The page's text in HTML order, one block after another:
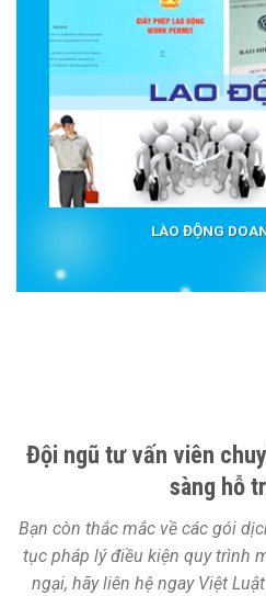
LAO ĐỘNG
Đội ngũ tư vấn viên
sàng hỗ
Bạn còn thắc mắc về các gói
tục pháp lý điều kiện quy trình
ngại, hãy liên hệ ngay Việt